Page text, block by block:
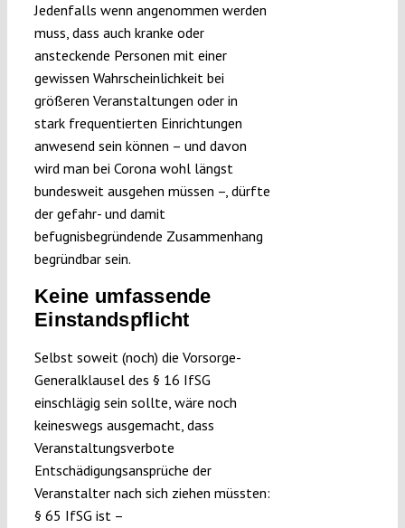
Jedenfalls wenn angenommen werden
muss, dass auch kranke oder
ansteckende Personen mit einer
gewissen Wahrscheinlichkeit bei
größeren Veranstaltungen oder in
stark frequentierten Einrichtungen
anwesend sein können – und davon
wird man bei Corona wohl längst
bundesweit ausgehen müssen –, dürfte
der gefahr- und damit
befugnisbegründende Zusammenhang
begründbar sein.
Keine umfassende
Einstandspflicht
Selbst soweit (noch) die Vorsorge-
Generalklausel des § 16 IfSG
einschlägig sein sollte, wäre noch
keineswegs ausgemacht, dass
Veranstaltungsverbote
Entschädigungsansprüche der
Veranstalter nach sich ziehen müssten:
§ 65 IfSG ist –